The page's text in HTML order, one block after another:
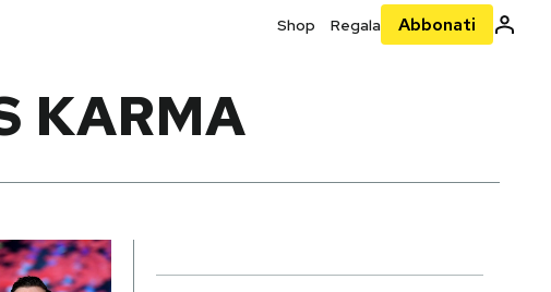
Shop Regala Abbonati
KARMA